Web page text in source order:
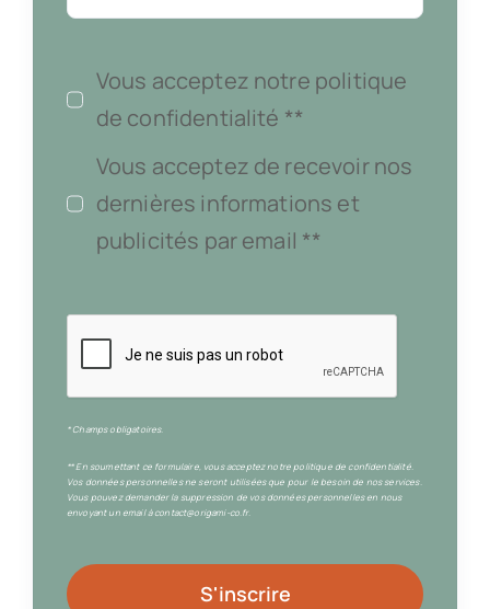
Vous acceptez notre politique
de confidentialité **
Vous acceptez de recevoir nos
dernières informations et
publicités par email **
* Champs obligatoires.
** En soumettant ce formulaire, vous acceptez notre politique de confidentialité.
Vos données personnelles ne seront utilisées que pour le besoin de nos services.
Vous pouvez demander la suppression de vos données personnelles en nous
envoyant un email à contact@origami-co.fr.
S'inscrire